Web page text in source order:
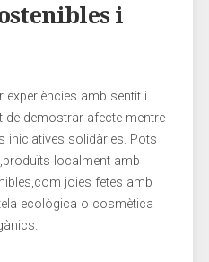
⁣i
experiències⁢ amb sentit i
de demostrar ⁣afecte mentre
⁤iniciatives solidàries. Pots
localment amb
joies fetes amb
ecològica⁤ o cosmètica